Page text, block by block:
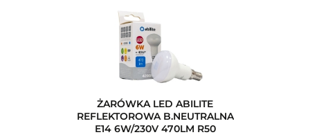
ŻARÓWKA LED ABILITE
REFLEKTOROWA B.NEUTRALNA
E14 6W/230V 470LM R50